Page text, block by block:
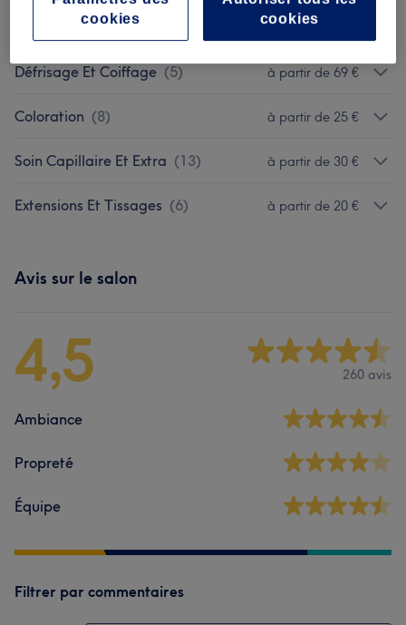
Coupe - Enfants (2
Défrisage Et Coiffage (5) à partir de 69 €
Coloration (8) à partir de 25 €
Soin Capillaire Et Extra (13) à partir de 30 €
Extensions Et Tissages (6) à partir de 20 €
Avis sur le salon
4,5 260 avis
Ambiance
Propreté
Équipe
Filtrer par commentaires
cookies
cookies